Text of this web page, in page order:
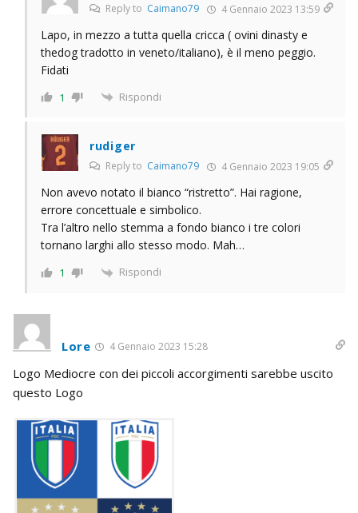
Reply to Caimano79 4 Gennaio 2023 13:59
Lapo, in mezzo a tutta quella cricca ( ovini dinasty e
thedog tradotto in veneto/italiano), è il meno peggio.
Fidati
1 Rispondi
rudiger
Reply to Caimano79 4 Gennaio 2023 19:05
Non avevo notato il bianco “ristretto”. Hai ragione,
errore concettuale e simbolico.
Tra l’altro nello stemma a fondo bianco i tre colori
tornano larghi allo stesso modo. Mah…
1 Rispondi
Lore 4 Gennaio 2023 15:28
Logo Mediocre con dei piccoli accorgimenti sarebbe uscito
questo Logo